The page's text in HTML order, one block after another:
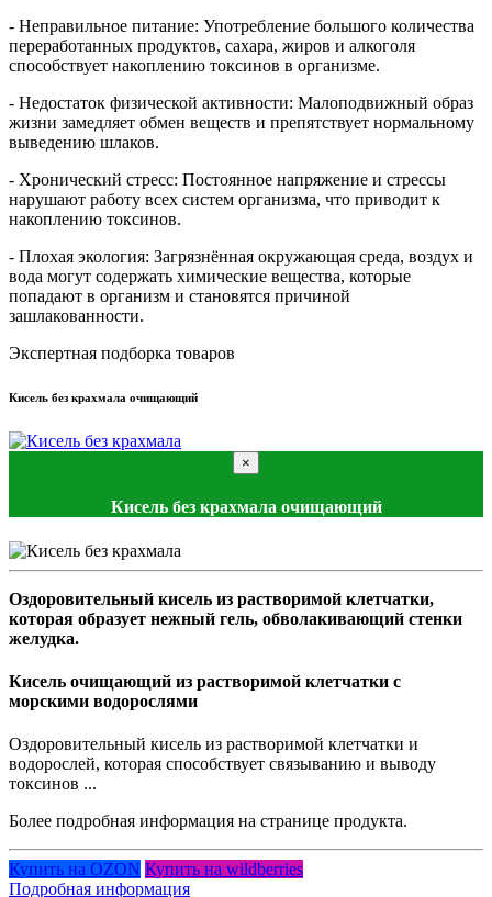
- Неправильное питание: Употребление большого количества
переработанных продуктов, сахара, жиров и алкоголя
способствует накоплению токсинов в организме.
- Недостаток физической активности: Малоподвижный образ
жизни замедляет обмен веществ и препятствует нормальному
выведению шлаков.
- Хронический стресс: Постоянное напряжение и стрессы
нарушают работу всех систем организма, что приводит к
накоплению токсинов.
- Плохая экология: Загрязнённая окружающая среда, воздух и
вода могут содержать химические вещества, которые
попадают в организм и становятся причиной
зашлакованности.
Экспертная подборка товаров
Кисель без крахмала очищающий
×
Кисель без крахмала очищающий
Оздоровительный кисель из растворимой клетчатки,
которая образует нежный гель, обволакивающий стенки
желудка.
Кисель очищающий из растворимой клетчатки с
морскими водорослями
Оздоровительный кисель из растворимой клетчатки и
водорослей, которая способствует связыванию и выводу
токсинов ...
Более подробная информация на странице продукта.
Купить на OZON Купить на wildberries
Подробная информация